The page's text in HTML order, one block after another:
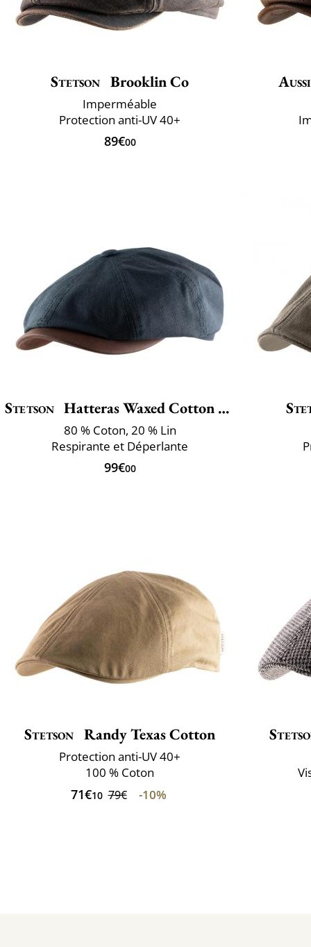
Stetson Brooklin Co
Imperméable
Protection anti-UV 40+
89€00
Stetson Hatteras Waxed Cotton Linen
80 % Coton, 20 % Lin
Respirante et Déperlante
99€00
Stetson Randy Texas Cotton
Protection anti-UV 40+
100 % Coton
71€10 79€ -10%